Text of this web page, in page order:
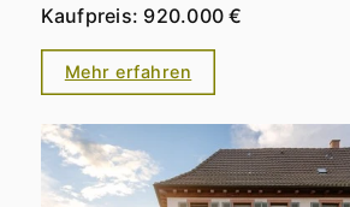
Kaufpreis: 920.000 €
Mehr erfahren